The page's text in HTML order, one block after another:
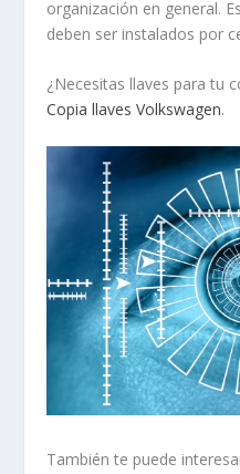
organización en general.
deben ser instalados por
¿Necesitas llaves para tu
Copia llaves Volkswagen.
También te puede